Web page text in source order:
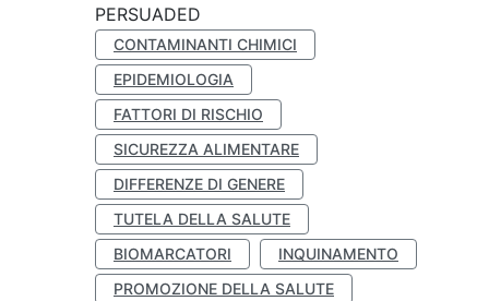
PERSUADED
CONTAMINANTI CHIMICI
EPIDEMIOLOGIA
FATTORI DI RISCHIO
SICUREZZA ALIMENTARE
DIFFERENZE DI GENERE
TUTELA DELLA SALUTE
BIOMARCATORI
INQUINAMENTO
PROMOZIONE DELLA SALUTE